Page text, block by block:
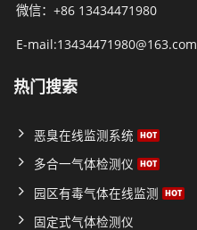
微信：+86 13434471980
E-mail:13434471980@163.com
热门搜索
恶臭在线监测系统
多合一气体检测仪
园区有毒气体在线监测
固定式气体检测仪